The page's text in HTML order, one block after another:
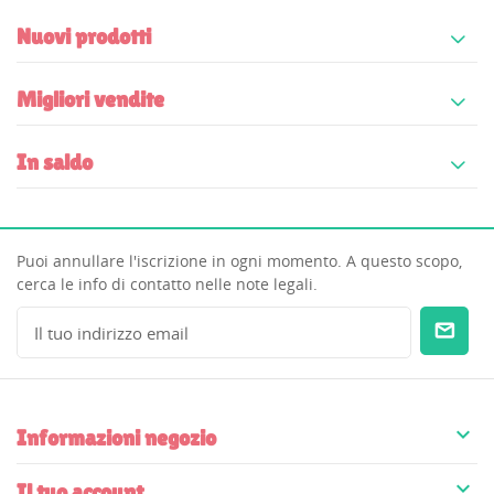
Nuovi prodotti
Migliori vendite
In saldo
Puoi annullare l'iscrizione in ogni momento. A questo scopo,
cerca le info di contatto nelle note legali.
Informazioni negozio 
